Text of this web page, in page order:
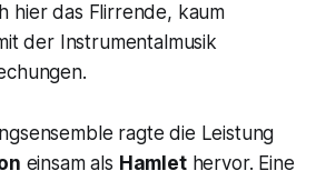
hier das Flirrende, kaum
der Instrumentalmusik
ragte die Leistung
einsam als Hamlethervor. Eine